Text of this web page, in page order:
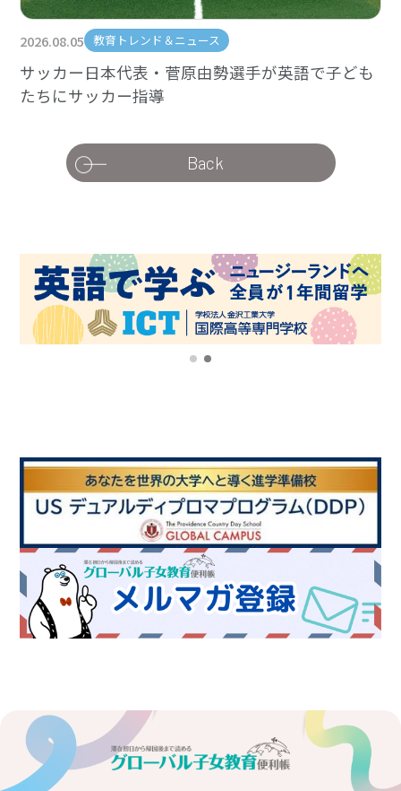
2026.08.05 教育トレンド＆ニュース
サッカー日本代表・菅原由勢選手が英語で子ども
たちにサッカー指導
Back